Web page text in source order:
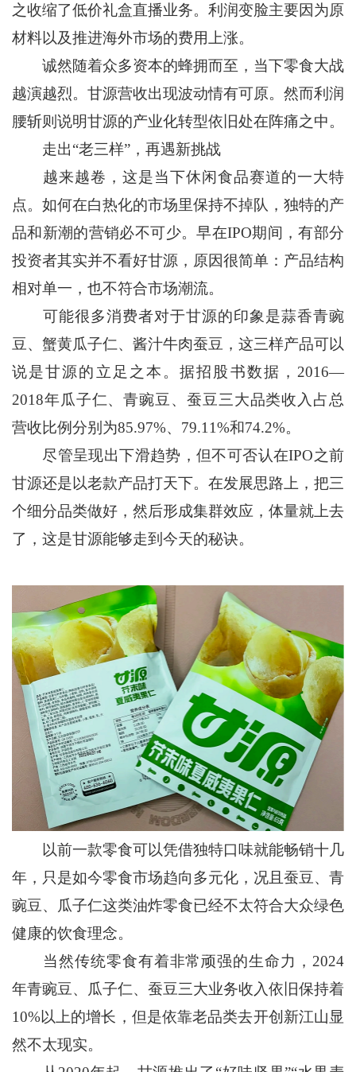
之收缩了低价礼盒直播业务。利润变脸主要因为原
材料以及推进海外市场的费用上涨。
诚然随着众多资本的蜂拥而至，当下零食大战
越演越烈。甘源营收出现波动情有可原。然而利润
腰斩则说明甘源的产业化转型依旧处在阵痛之中。
走出“老三样”，再遇新挑战
越来越卷，这是当下休闲食品赛道的一大特
点。如何在白热化的市场里保持不掉队，独特的产
品和新潮的营销必不可少。早在IPO期间，有部分
投资者其实并不看好甘源，原因很简单：产品结构
相对单一，也不符合市场潮流。
可能很多消费者对于甘源的印象是蒜香青豌
豆、蟹黄瓜子仁、酱汁牛肉蚕豆，这三样产品可以
说是甘源的立足之本。据招股书数据，2016—
2018年瓜子仁、青豌豆、蚕豆三大品类收入占总
营收比例分别为85.97%、79.11%和74.2%。
尽管呈现出下滑趋势，但不可否认在IPO之前
甘源还是以老款产品打天下。在发展思路上，把三
个细分品类做好，然后形成集群效应，体量就上去
了，这是甘源能够走到今天的秘诀。
以前一款零食可以凭借独特口味就能畅销十几
年，只是如今零食市场趋向多元化，况且蚕豆、青
豌豆、瓜子仁这类油炸零食已经不太符合大众绿色
健康的饮食理念。
当然传统零食有着非常顽强的生命力，2024
年青豌豆、瓜子仁、蚕豆三大业务收入依旧保持着
10%以上的增长，但是依靠老品类去开创新江山显
然不太现实。